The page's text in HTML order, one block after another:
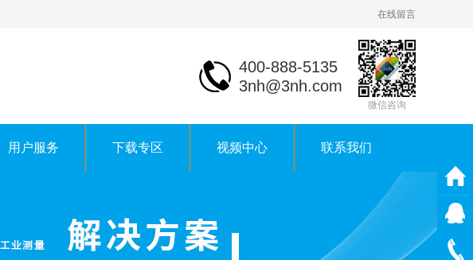
在线留言
微信咨询
400-888-5135
3nh@3nh.com
用户服务 下载专区 视频中心 联系我们